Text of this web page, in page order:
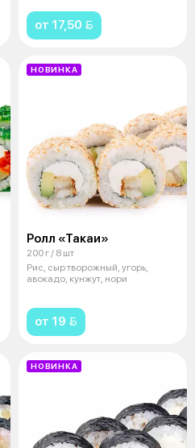
от 17,50 
НОВИНКА
Ролл «Такаи»
200 г / 8 шт
Рис, сыр творожный, угорь,
авокадо, кунжут, нори
от 19 
НОВИНКА